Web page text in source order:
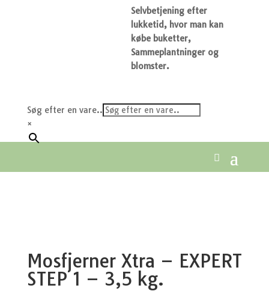
Selvbetjening efter
lukketid, hvor man kan
købe buketter,
Sammeplantninger og
blomster.
Søg efter en vare..
×
Mosfjerner Xtra – EXPERT
STEP 1 – 3,5 kg.